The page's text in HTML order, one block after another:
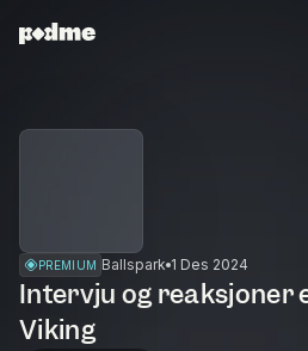
PREMIUM Ballspark 1 Des 2024
Intervju og reaksjoner
Viking